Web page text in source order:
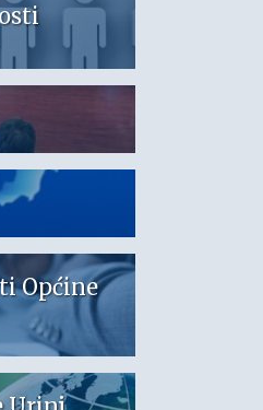
Općine